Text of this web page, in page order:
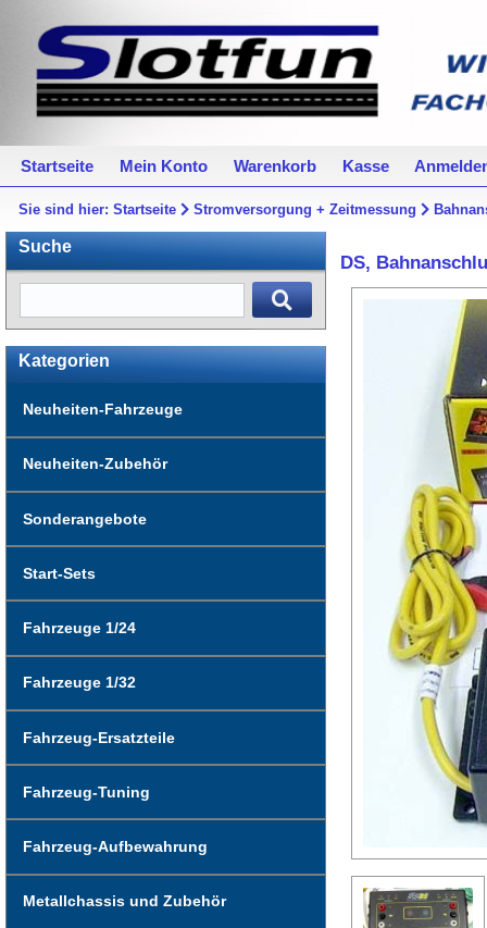
Startseite Mein Konto Warenkorb Kasse
Sie sind hier:Startseite Stromversorgung + Zeitmessung
Suche
Kategorien
Neuheiten-Fahrzeuge
Neuheiten-Zubehör
Sonderangebote
Start-Sets
Fahrzeuge 1/24
Fahrzeuge 1/32
Fahrzeug-Ersatzteile
Fahrzeug-Tuning
Fahrzeug-Aufbewahrung
Metallchassis und Zubehör
DS,